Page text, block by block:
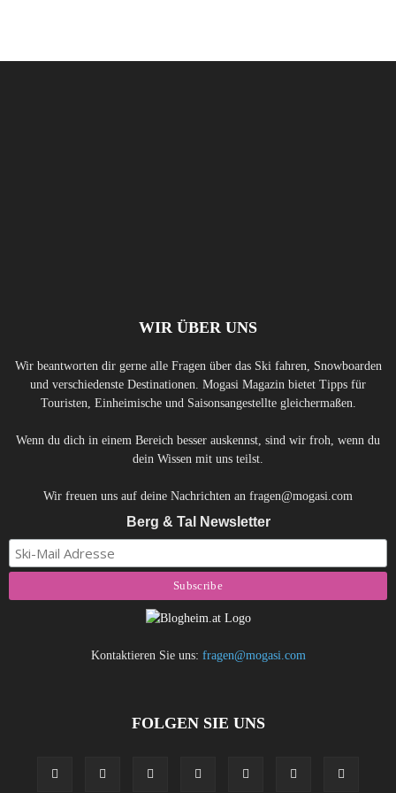
WIR ÜBER UNS
Wir beantworten dir gerne alle Fragen über das Ski fahren, Snowboarden
und verschiedenste Destinationen. Mogasi Magazin bietet Tipps für
Touristen, Einheimische und Saisonsangestellte gleichermaßen.
Wenn du dich in einem Bereich besser auskennst, sind wir froh, wenn du
dein Wissen mit uns teilst.
Wir freuen uns auf deine Nachrichten an fragen@mogasi.com
Berg & Tal Newsletter
Kontaktieren Sie uns: fragen@mogasi.com
FOLGEN SIE UNS